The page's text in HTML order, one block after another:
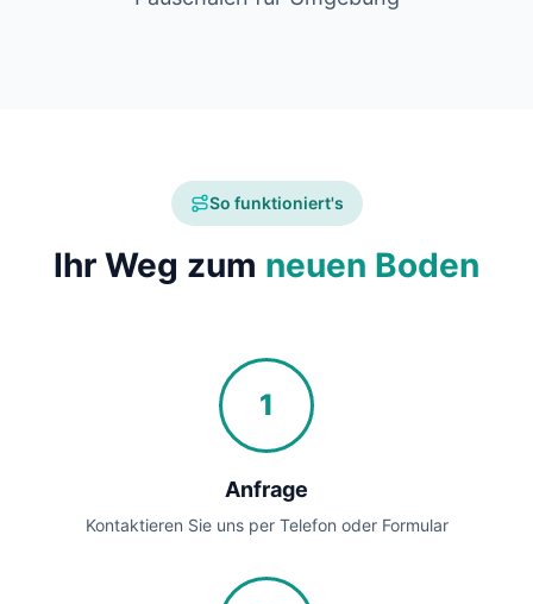
So funktioniert's
Ihr Weg zum neuen Boden
1
Anfrage
Kontaktieren Sie uns per Telefon oder Formular